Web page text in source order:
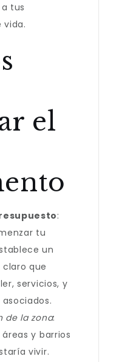
tus
vida.
el
:
tu
un
que
servicios, y
de la zona:
y barrios
vivir.